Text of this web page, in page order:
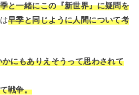
と一緒にこの『新世界』に疑問を
早季と同じように人間について考
かにもありえそうって思わされて
戦争。